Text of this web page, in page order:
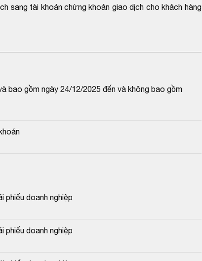
sang tài khoản chứng khoán giao dịch cho khách hàng
bao gồm ngày 24/12/2025 đến và không bao gồm
phiếu doanh nghiệp
phiếu doanh nghiệp